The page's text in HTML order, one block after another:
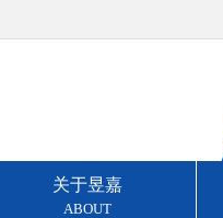
关于昱嘉
ABOUT